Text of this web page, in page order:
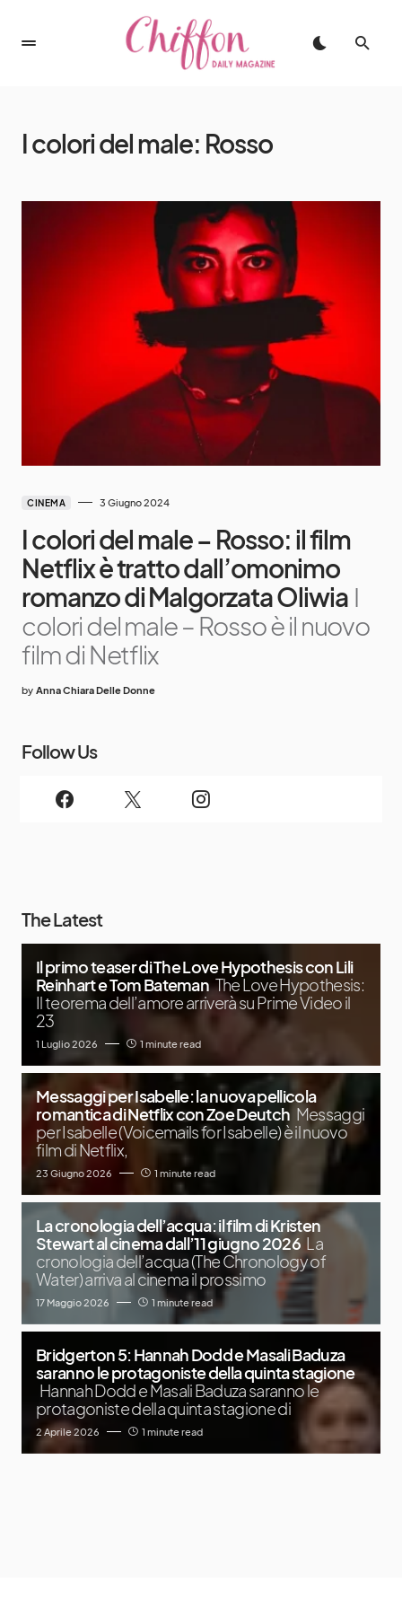
I colori del male: Rosso
CINEMA 3 Giugno 2024
I colori del male – Rosso: il film
Netflix è tratto dall’omonimo
romanzo di Malgorzata Oliwia I
colori del male – Rosso è il nuovo
film di Netflix
by Anna Chiara Delle Donne
Follow Us
The Latest
Il primo teaser di The Love Hypothesis con Lili
Reinhart e Tom Bateman The Love Hypothesis:
Il teorema dell’amore arriverà su Prime Video il
23
1 Luglio 2026 1 minute read
Messaggi per Isabelle: la nuova pellicola
romantica di Netflix con Zoe Deutch Messaggi
per Isabelle (Voicemails for Isabelle) è il nuovo
film di Netflix,
23 Giugno 2026 1 minute read
La cronologia dell’acqua: il film di Kristen
Stewart al cinema dall’11 giugno 2026 La
cronologia dell’acqua (The Chronology of
Water) arriva al cinema il prossimo
17 Maggio 2026 1 minute read
Bridgerton 5: Hannah Dodd e Masali Baduza
saranno le protagoniste della quinta stagione
Hannah Dodd e Masali Baduza saranno le
protagoniste della quinta stagione di
2 Aprile 2026 1 minute read